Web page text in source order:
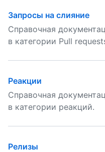
Запросы на слияние
Справочная
в категории Pull
Реакции
Справочная
в категории реакций.
Релизы